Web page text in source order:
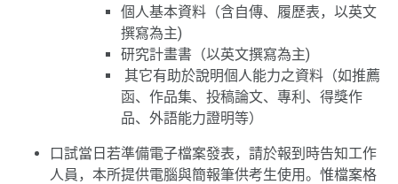
個人基本資料（含自傳、履歷表，以英文
撰寫為主)
研究計畫書（以英文撰寫為主)
其它有助於說明個人能力之資料（如推薦
函、作品集、投稿論文、專利、得獎作
品、外語能力證明等）
口試當日若準備電子檔案發表，請於報到時告知工作
人員，本所提供電腦與簡報筆供考生使用。惟檔案格